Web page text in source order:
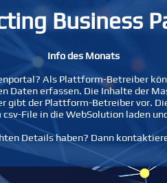
Business
Info des Monats
Als Plattform-Betreiber
Daten erfassen. Die Inhalte der
gibt der Plattform-Betreiber vor.
File in die WebSolution laden
Details haben? Dann